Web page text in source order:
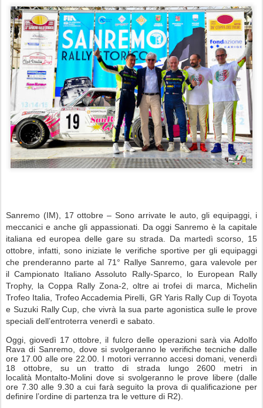
Sanremo (IM), 17 ottobre – Sono arrivate le auto, gli equipaggi, i
meccanici e anche gli appassionati. Da oggi Sanremo è la capitale
italiana ed europea delle gare su strada. Da martedì scorso, 15
ottobre, infatti, sono iniziate le verifiche sportive per gli equipaggi
che prenderanno parte al 71° Rallye Sanremo, gara valevole per
il Campionato Italiano Assoluto Rally-Sparco, lo European Rally
Trophy, la Coppa Rally Zona-2, oltre ai trofei di marca, Michelin
Trofeo Italia, Trofeo Accademia Pirelli, GR Yaris Rally Cup di Toyota
e Suzuki Rally Cup, che vivrà la sua parte agonistica sulle le prove
speciali dell’entroterra venerdì e sabato.
Oggi, giovedì 17 ottobre, il fulcro delle operazioni sarà via Adolfo
Rava di Sanremo, dove si svolgeranno le verifiche tecniche dalle
ore 17.00 alle ore 22.00 . I motori verranno accesi domani,venerdì
18 ottobre, su un tratto di strada lungo 2600 metri in
località Montalto-Molini dove si svolgeranno le prove libere (dalle
ore 7.30alle 9.30a cui farà seguito la prova di qualificazione per
definire l’ordine di partenza tra le vetture di R2).